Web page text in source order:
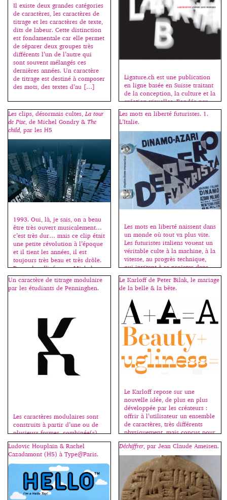
Il existe deux grandes catégories
de caractères, les caractères de
titrage et les caractères de texte,
dits de labeur. Cette distinction
est fondamentale car elle permet
de séparer deux groupes très
différents l’un de l’autre qui
sont souvent mélangés ces
dernières années. Un caractère
de titrage est destiné à composer
des mots, des textes d’au […]
Ligature.ch est une publication
en ligne basée en Suisse traitant
de la conception, la culture et la
création visuelles. Fondée par
Dennis Moya en 2011,
Ligature.ch est maintenant dirigé
par le studio Bähler
Moya (designers duo Dennis
Moya et Tiffany Bähler). Le site
est composé de différentes
rubriques : interviews, design,
design graphique, design
industriel, photographie, illustra
tion et création de caractères.
Chaque projet est accompagné
d’une […]
Les clips, désormais cultes,La tour
de Pise, de Michel Gondry &The
child, par les H5
1993. Oui, là, je sais, on a beau
être très ouvert musicalement…
c’est très dur… mais ce clip était
une petite révolution à l’époque
et il tient les années, il est
toujours très beau et très drôle.
Pour plus d’infos sur Michel
Gondry -> ici et ici. 1999. Les
H5 prennent le relais avec ce
clip […]
Les mots en liberté futuristes. 1.
L’Italie.
Les mots en liberté naissent dans
un monde où tout va plus vite.
Les futuristes italiens vouent un
véritable culte à la machine, à la
vitesse, au progrès technique,
qui invitent à se projeter dans
l’avenir et modifient non
seulement la production, mais
aussi le comportement
individuel et la sensation même
de l’univers. L’inspiration
futuriste […]
Un caractère de titrage modulaire
par les étudiants de Penninghen.
Les caractères modulaires sont
construits à partir d’une ou de
plusieurs formes, combinée(s)
de façon à recréer tous les
signes de l’alphabet. Ce sont des
titrages (voir l’article à ce sujet
ici.) Les étudiants(es) imaginent
et réalisent un caractère
modulaire (tout capitales, tout
bas de casse, ou unicase, c’est-à-
dire capitales et bas de casse
Le Karloff de Peter Bilak, le mariage
de la belle & la bête.
Le Karloff repose sur une
nouvelle idée, de plus en plus
développée par les créateurs :
offrir à l’utilisateur un ensemble
de caractères, très différents
physiquement, mais conçus pour
aller de pair. Avec beaucoup
d’humour, Peter Bilak, de la
fonderie Typothèque, interroge
les codes du bon goût en alliant
laideur et beauté, le
typographiquement correct et
[…]
Ludovic Houplain & Rachel
Cazadamont (H5) à Type@Paris.
Déchiffrer, par Jean Claude Ameisen.